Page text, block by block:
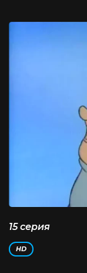
15 серия
HD